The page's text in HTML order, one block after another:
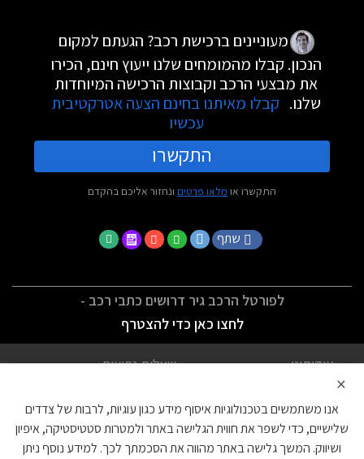
מעוניינים ברכישת רכב? הגעתם למקום
הנכון. קבלו מהמומחים שלנו ייעוץ חינם, הכירו
את מבצעי הרכב וקבוצות הרכישה המיוחדות
שלנו. קבלו מאיתנו בחינם הצעה אטרקטיבית
עכשיו
התקשרו
התקשרו או מלאו פרטים ונחזור אליכם בהקדם
שתף
לפורטל הרכב גיר דרושים כתבי רכב -
לחצו כאן כדי להצטרף
אודותינו
שאלות נפוצות
הצהרת נגישות
צור קשר
×
אנו משתמשים בטכנולוגיות איסוף מידע כגון עוגיות, לרבות של צדדים
שלישיים, כדי לשפר את חווית הגלישה באתר ולמטרות סטטיסטיקה, איפיון
ושיווק. המשך גלישה באתר מהווה את הסכמתך לכך. למידע נוסף ניתן